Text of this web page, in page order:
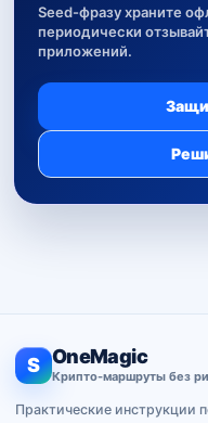
Seed-фразу храните
периодически
приложений.
S OneMagic
Крипто-маршруты без
Практические инструкции